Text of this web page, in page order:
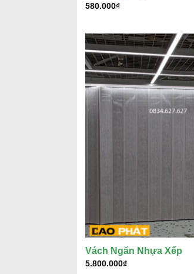
580.000₫
Vách Ngăn Nhựa Xếp
5.800.000₫